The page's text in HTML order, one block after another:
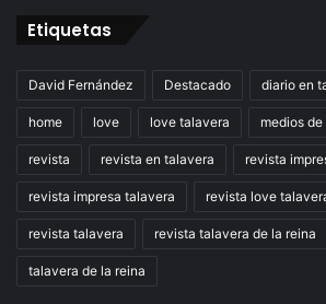
Etiquetas
David Fernández Destacado diario en
home love love talavera medios
revista revista en talavera revista
revista impresa talavera revista love
revista talavera revista talavera de la reina
talavera de la reina